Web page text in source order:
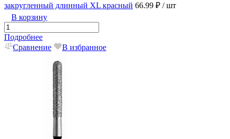
закругленный длинный XL красный 66.99 ₽ / шт
В корзину
Подробнее
Сравнение
В избранное